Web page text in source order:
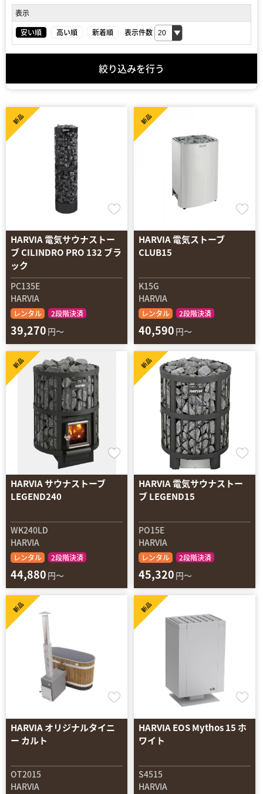
表示
安い順
高い順 新着順 表示件数
絞り込みを行う
HARVIA 電気サウナストー
ブ CILINDRO PRO 132 ブラ
ック
PC135E
HARVIA
レンタル 2段階決済
新品
39,270 円～
HARVIA 電気ストーブ
CLUB15
K15G
HARVIA
レンタル 2段階決済
新品
40,590 円～
HARVIA サウナストーブ
LEGEND240
WK240LD
HARVIA
レンタル 2段階決済
新品
44,880 円～
HARVIA 電気サウナストー
ブ LEGEND15
PO15E
HARVIA
レンタル 2段階決済
新品
45,320 円～
HARVIA オリジナルタイニ
ー カルト
OT2015
HARVIA
新品
HARVIA EOS Mythos 15 ホ
ワイト
S4515
HARVIA
新品